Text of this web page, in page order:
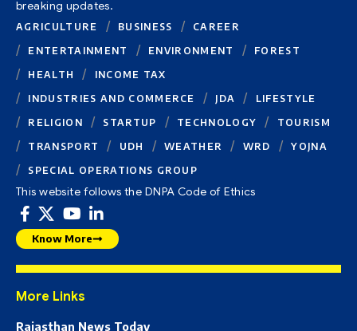
breaking updates.
AGRICULTURE BUSINESS
CAREER
ENTERTAINMENT
ENVIRONMENT
FOREST
HEALTH
INCOME TAX
INDUSTRIES AND COMMERCE
JDA
LIFESTYLE
RELIGION
STARTUP TECHNOLOGY
TOURISM
TRANSPORT
UDH WEATHER WRD
YOJNA
SPECIAL OPERATIONS GROUP
This website follows the DNPA Code of Ethics
Know More
More Links
Rajasthan News Today